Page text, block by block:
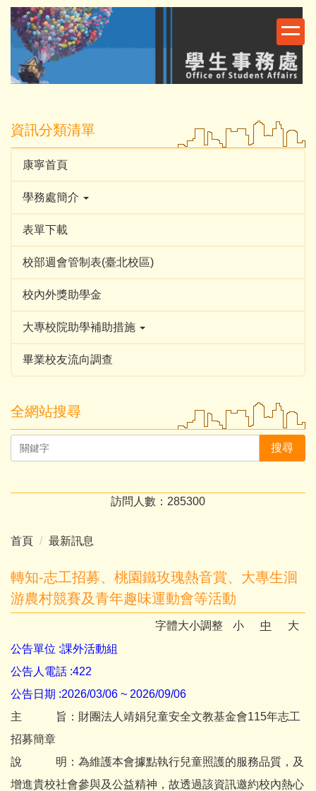
跳
到
內
資訊分類清單
康寧首頁
學務處簡介
表單下載
校部週會管制表(臺北校區)
校內外獎助學金
大專校院助學補助措施
畢業校友流向調查
全網站搜尋
搜尋
訪問人數： 285300
首頁 最新訊息
轉知-志工招募、桃園鐵玫瑰熱音賞、大專生洄
游農村競賽及青年趣味運動會等活動
字體大小調整 小 中
大
公告單位 :課外活動組
公告人電話 :422
公告日期 :2026/03/06 ~ 2026/09/06
主 旨：財團法人靖娟兒童安全文教基金會115年志工
招募簡章
說 明：為維護本會據點執行兒童照護的服務品質，及
增進貴校社會參與及公益精神，故透過該資訊邀約校內熱心